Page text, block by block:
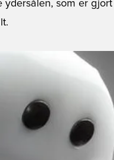
ydersålen, som er gjort